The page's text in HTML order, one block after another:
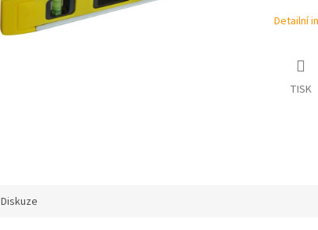
Detailní
TISK
Diskuze